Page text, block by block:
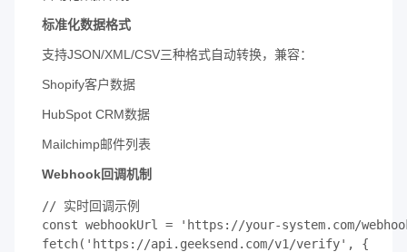
​标准化数据格式​
支持JSON/XML/CSV三种格式自动转换，兼容：
Shopify客户数据
HubSpot CRM数据
Mailchimp邮件列表
​Webhook回调机制​
// 实时回调示例
const webhookUrl = 'https://your-system.com/
fetch('https://api.geeksend.com/v1/verify', {